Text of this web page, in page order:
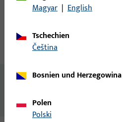
Technische Daten
Inhalt
Vierkantstift
Magyar | English
Tschechien
čeština
Bosnien und Herzegowina
Polen
Polski